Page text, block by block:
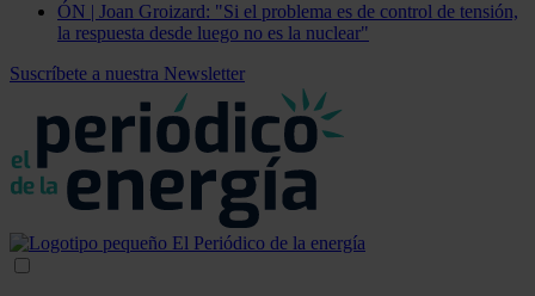
ÓN | Joan Groizard: "Si el problema es de control de tensión,
la respuesta desde luego no es la nuclear"
Suscríbete a nuestra Newsletter